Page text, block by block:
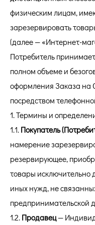
физическим лицам,
зарезервировать
(далее — «Интернет-
Потребитель
полном объеме и
оформления Заказа на
посредством
1. Термины и
1.1. Покупатель
намерение
резервирующее,
товары исключительно
иных нужд, не
предпринимательской
1.2. Продавец—